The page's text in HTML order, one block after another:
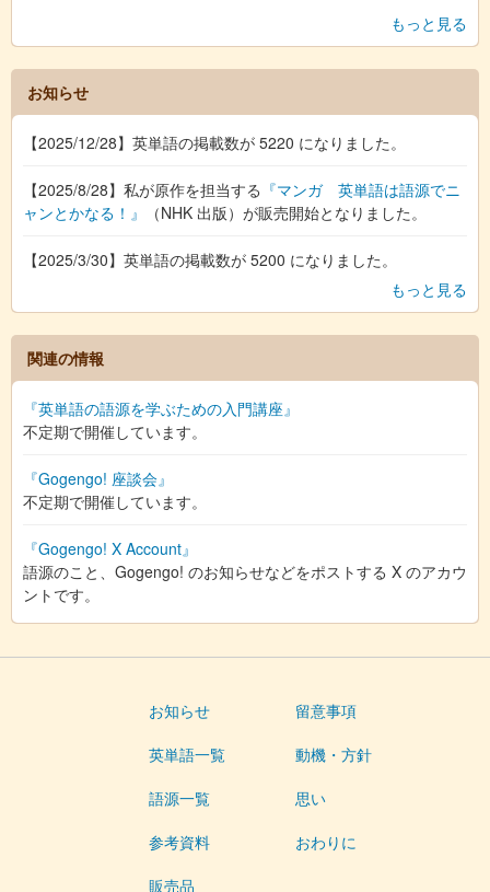
もっと見る
お知らせ
【2025/12/28】英単語の掲載数が 5220 になりました。
【2025/8/28】私が原作を担当する 『マンガ 英単語は語源でニ
ャンとかなる！』
（NHK 出版）が販売開始となりました。
【2025/3/30】英単語の掲載数が 5200 になりました。
もっと見る
関連の情報
『英単語の語源を学ぶための入門講座』
不定期で開催しています。
『Gogengo! 座談会』
不定期で開催しています。
『Gogengo! X Account』
語源のこと、Gogengo! のお知らせなどをポストする X のアカウ
ントです。
お知らせ
英単語一覧
語源一覧
参考資料
販売品
留意事項
動機・方針
思い
おわりに